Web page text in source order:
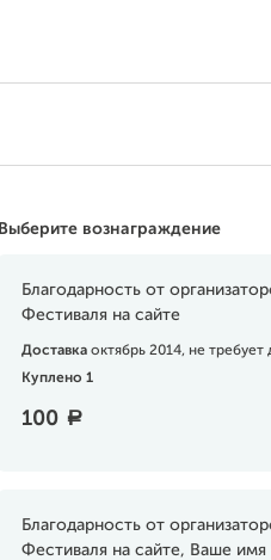
Выберите вознаграждение
Благодарность от
Фестиваля на сайте
Доставка октябрь 2014, не требует
Куплено 1
100 a
Благодарность от
Фестиваля на сайте, Ваше имя